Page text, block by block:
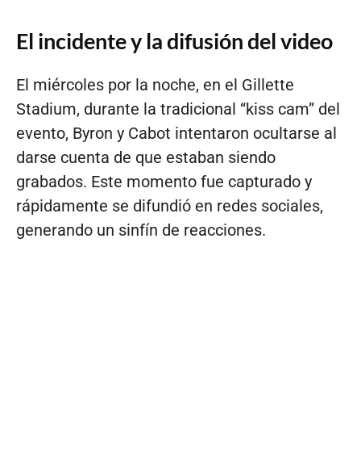
El incidente y la difusión del video
El miércoles por la noche, en el Gillette
Stadium, durante la tradicional “kiss cam” del
evento, Byron y Cabot intentaron ocultarse al
darse cuenta de que estaban siendo
grabados. Este momento fue capturado y
rápidamente se difundió en redes sociales,
generando un sinfín de reacciones.